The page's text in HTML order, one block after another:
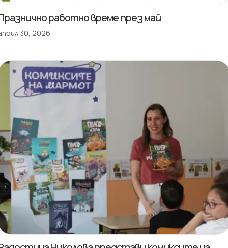
работно време през май
30, 2026